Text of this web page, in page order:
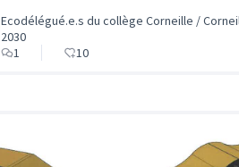
Ecodélégué.e.s du collège Corneille /
2030
1
10